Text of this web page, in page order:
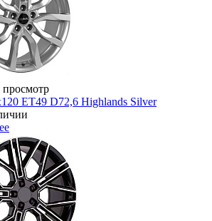
ET49 D72,6 Highlands Silver